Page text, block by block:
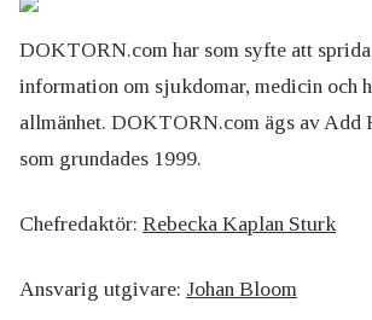
DOKTORN.com har som syfte att
information om sjukdomar, medicin och
allmänhet. DOKTORN.com ägs av Add
som grundades 1999.
Chefredaktör: Rebecka Kaplan Sturk
Ansvarig utgivare: Johan Bloom